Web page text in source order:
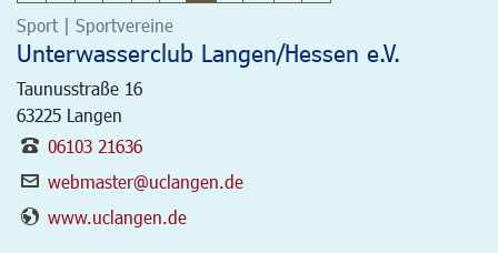
Sport | Sportvereine
Unterwasserclub Langen/Hessen e.V.
Taunusstraße 16
63225 Langen
06103 21636
webmaster@uclangen.de
www.uclangen.de